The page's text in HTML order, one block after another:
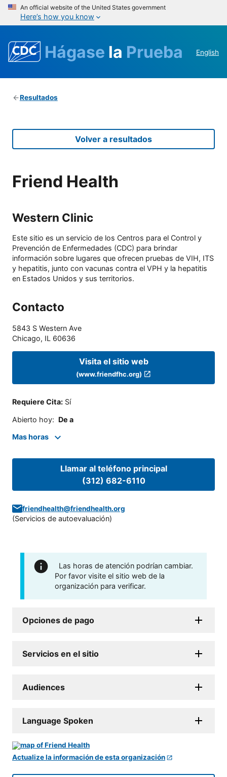
An official website of the United States government
Here’s how you know
Hágase la Prueba English
Resultados
Volver a resultados
Friend Health
Western Clinic
Este sitio es un servicio de los Centros para el Control y
Prevención de Enfermedades (CDC) para brindar
información sobre lugares que ofrecen pruebas de VIH, ITS
y hepatitis, junto con vacunas contra el VPH y la hepatitis
en Estados Unidos y sus territorios.
Contacto
5843 S Western Ave
Chicago, IL 60636
Visita el sitio web
(www.friendfhc.org)
Requiere Cita: Sí
Abierto hoy: De a
Mas horas
Llamar al teléfono principal
(312) 682-6110
friendhealth@friendhealth.org
(Servicios de autoevaluación)
Las horas de atención podrían cambiar.
Por favor visite el sitio web de la
organización para verificar.
Opciones de pago
Servicios en el sitio
Audiences
Language Spoken
Actualize la información de esta organización